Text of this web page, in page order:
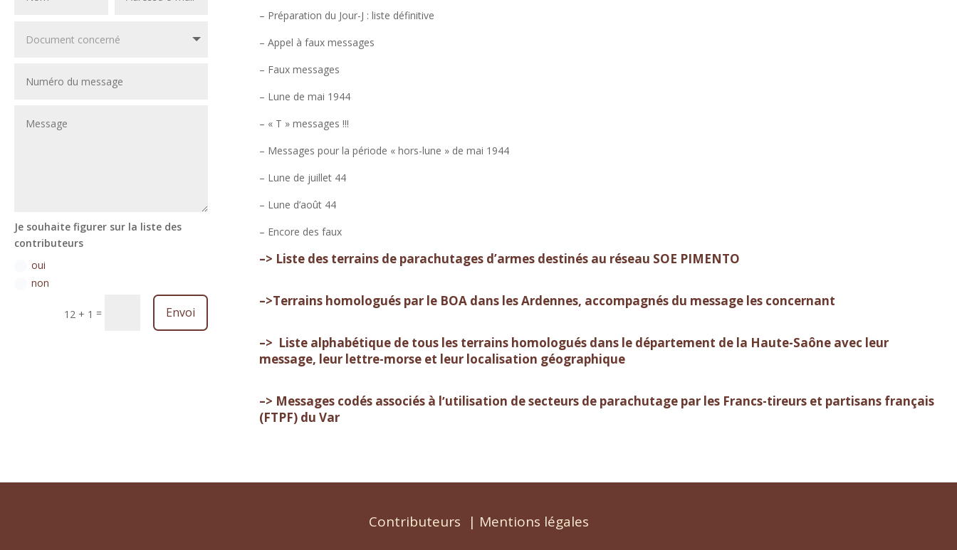
Je souhaite figurer sur la liste des
contributeurs
oui
non
12 + 1 = Envoi
– Préparation du Jour-J : liste définitive
– Appel à faux messages
– Faux messages
– Lune de mai 1944
– « T » messages !!!
– Messages pour la période « hors-lune » de mai 1944
– Lune de juillet 44
– Lune d’août 44
– Encore des faux
–> Liste des terrains de parachutages d’armes destinés au réseau SOE PIMENTO
–>Terrains homologués par le BOA dans les Ardennes, accompagnés du message les concernant
–> Liste alphabétique de tous les terrains homologués dans le département de la Haute-Saône avec leur
message, leur lettre-morse et leur localisation géographique
–> Messages codés associés à lʼutilisation de secteurs de parachutage par les Francs-tireurs et partisans français
(FTPF) du Var
Contributeurs | Mentions légales